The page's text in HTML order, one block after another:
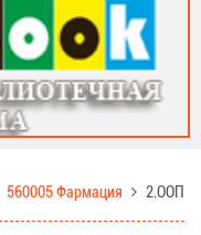
560005 Фармация 2.ООП